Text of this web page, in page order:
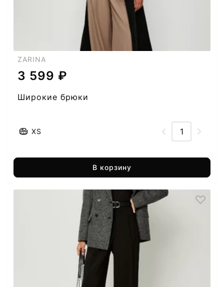
ZARINA
3 599 ₽
Широкие брюки
XS
В корзину